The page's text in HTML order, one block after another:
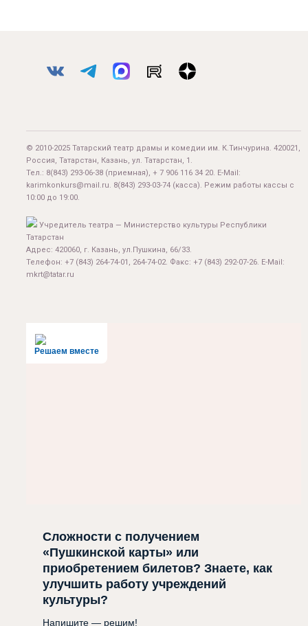
© 2010-2025 Татарский театр драмы и комедии им. К.Тинчурина. 420021,
Россия, Татарстан, Казань, ул. Татарстан, 1.
Тел.: 8(843) 293-06-38 (приемная), + 7 906 116 34 20. E-Mail:
karimkonkurs@mail.ru. 8(843) 293-03-74 (касса). Режим работы кассы с
10:00 до 19:00.
Учредитель театра — Министерство культуры Республики
Татарстан
Адрес: 420060, г. Казань, ул.Пушкина, 66/33.
Телефон: +7 (843) 264-74-01, 264-74-02. Факс: +7 (843) 292-07-26. E-Mail:
mkrt@tatar.ru
Решаем вместе
Сложности с получением
«Пушкинской карты» или
приобретением билетов? Знаете, как
улучшить работу учреждений
культуры?
Напишите — решим!